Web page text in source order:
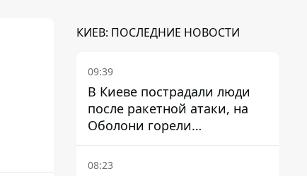
КИЕВ: ПОСЛЕДНИЕ НОВОСТИ
09:39
В Киеве пострадали люди
после ракетной атаки, на
Оболони горели
резервуары с топливом
08:23